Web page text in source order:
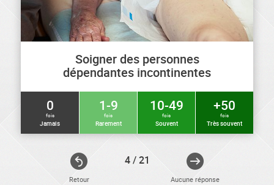
Retour
Soigner des personnes
dépendantes incontinentes
0
fois
Jamais
1-9
fois
Rarement
10-49
fois
Souvent
+50
fois
Très souvent
4 / 21
Aucune réponse